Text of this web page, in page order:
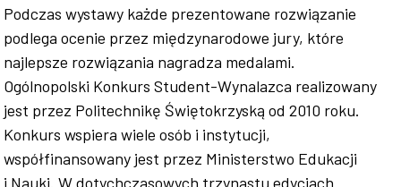
Podczas wystawy każde prezentowane rozwiązanie
podlega ocenie przez międzynarodowe jury, które
najlepsze rozwiązania nagradza medalami.
Ogólnopolski Konkurs Student-Wynalazca realizowany
jest przez Politechnikę Świętokrzyską od 2010 roku.
Konkurs wspiera wiele osób i instytucji,
współfinansowany jest przez Ministerstwo Edukacji
i Nauki. W dotychczasowych trzynastu edycjach